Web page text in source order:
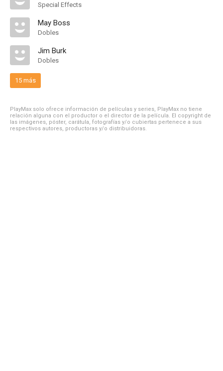
Special Effects
May Boss
Dobles
Jim Burk
Dobles
15 más
PlayMax solo ofrece información de películas y series, PlayMax no tiene
relación alguna con el productor o el director de la película. El copyright de
las imágenes, póster, carátula, fotografías y/o cubiertas pertenece a sus
respectivos autores, productoras y/o distribuidoras.